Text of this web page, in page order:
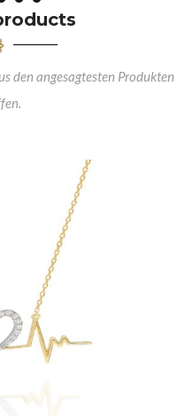
den angesagtesten Produkten